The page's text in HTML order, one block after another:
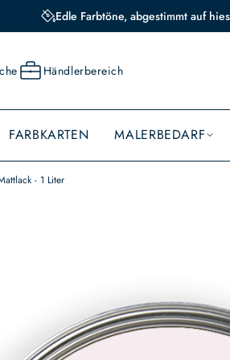
Edle Farbtöne, abgestimmt auf
Händlerbereich
FARBKARTEN MALERBEDARF
- 1 Liter